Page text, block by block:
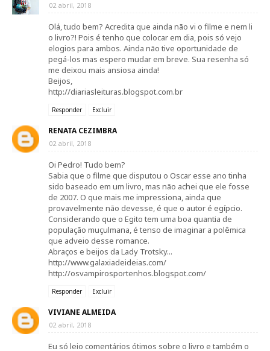
02 abril, 2018
Olá, tudo bem? Acredita que ainda não vi o filme e nem li
o livro?! Pois é tenho que colocar em dia, pois só vejo
elogios para ambos. Ainda não tive oportunidade de
pegá-los mas espero mudar em breve. Sua resenha só
me deixou mais ansiosa ainda!
Beijos,
http://diariasleituras.blogspot.com.br
Responder Excluir
RENATA CEZIMBRA
02 abril, 2018
Oi Pedro! Tudo bem?
Sabia que o filme que disputou o Oscar esse ano tinha
sido baseado em um livro, mas não achei que ele fosse
de 2007. O que mais me impressiona, ainda que
provavelmente não devesse, é que o autor é egípcio.
Considerando que o Egito tem uma boa quantia de
população muçulmana, é tenso de imaginar a polêmica
que adveio desse romance.
Abraços e beijos da Lady Trotsky...
http://www.galaxiadeideias.com/
http://osvampirosportenhos.blogspot.com/
Responder Excluir
VIVIANE ALMEIDA
02 abril, 2018
Eu só leio comentários ótimos sobre o livro e também o